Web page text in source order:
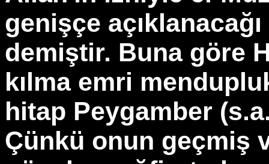
genişçe
demiştir. Buna göre
kılma emri
hitap Peygamber
Çünkü onun geçmiş